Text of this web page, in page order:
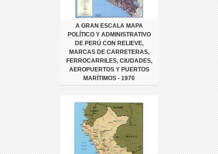
A GRAN ESCALA MAPA
POLÍTICO Y ADMINISTRATIVO
DE PERÚ CON RELIEVE,
MARCAS DE CARRETERAS,
FERROCARRILES, CIUDADES,
AEROPUERTOS Y PUERTOS
MARÍTIMOS - 1970